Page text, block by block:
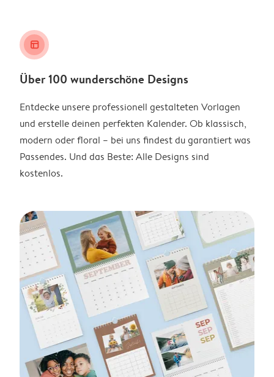
layout_alt
Über 100 wunderschöne Designs
Entdecke unsere professionell gestalteten Vorlagen
und erstelle deinen perfekten Kalender. Ob klassisch,
modern oder floral – bei uns findest du garantiert was
Passendes. Und das Beste: Alle Designs sind
kostenlos.